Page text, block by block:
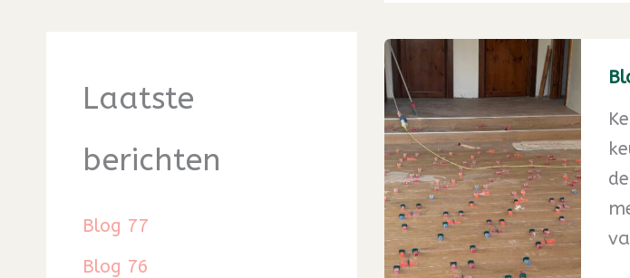
Laatste
berichten
Blog 77
Blog 76